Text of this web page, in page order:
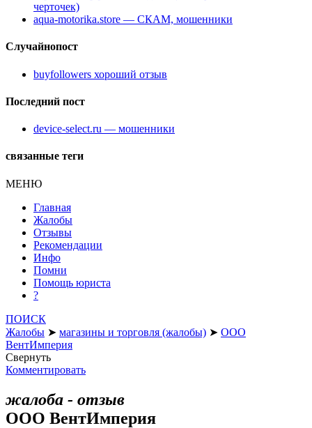
черточек)
aqua-motorika.store — СКАМ, мошенники
Случайнопост
buyfollowers хороший отзыв
Последний пост
device-select.ru — мошенники
связанные теги
МЕНЮ
Главная
Жалобы
Отзывы
Рекомендации
Инфо
Помни
Помощь юриста
?
ПОИСК
Жалобы ➤ магазины и торговля (жалобы) ➤ ООО
ВентИмперия
Свернуть
Комментировать
жалоба - отзыв
ООО ВентИмперия